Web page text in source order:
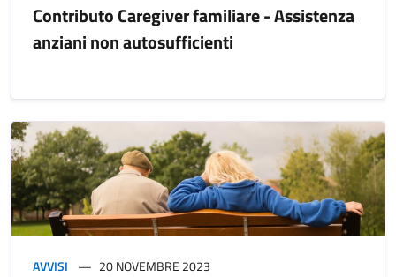
Contributo Caregiver familiare - Assistenza
anziani non autosufficienti
AVVISI 20 NOVEMBRE 2023